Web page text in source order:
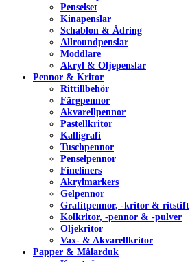
Penselset
Kinapenslar
Schablon & Ådring
Allroundpenslar
Moddlare
Akryl & Oljepenslar
Pennor & Kritor
Rittillbehör
Färgpennor
Akvarellpennor
Pastellkritor
Kalligrafi
Tuschpennor
Penselpennor
Fineliners
Akrylmarkers
Gelpennor
Grafitpennor, -kritor & ritstift
Kolkritor, -pennor & -pulver
Oljekritor
Vax- & Akvarellkritor
Papper & Målarduk